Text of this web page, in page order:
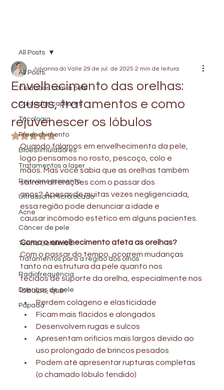
All Posts
Cuidados com a pele
Cuidados capilares
Tricologia
Preenchimento
Bioestimuladores
Tratamentos a laser
Rejuvenescimento
Ultrassom Microfocado
Acne
Câncer de pele
Toxina Botulínica
Tratamentos para a região dos olhos
Radiofrequência
Doenças de pele
Papada
All Posts
Envelhecimento das orelhas:
causas, tratamentos e como
rejuvenescer os lóbulos
Julyanna do Valle 29 de jul. de 2025 2 min de leitura
Avaliado com NaN de 5 estrelas.
Quando falamos em envelhecimento da pele,
logo pensamos no rosto, pescoço, colo e
mãos. Mas você sabia que as orelhas também
sofrem alterações com o passar dos
anos? Apesar de muitas vezes negligenciada,
essa região pode denunciar a idade e
causar incômodo estético em alguns pacientes.
Como o envelhecimento afeta as orelhas?
Com o passar do tempo, ocorrem mudanças
tanto na estrutura da pele quanto nos
tecidos de suporte da orelha, especialmente nos
lóbulos, que:
Perdem colágeno e elasticidade
Ficam mais flácidos e alongados
Desenvolvem rugas e sulcos
Apresentam orifícios mais largos devido ao
uso prolongado de brincos pesados
Podem até apresentar rupturas completas
(o chamado lóbulo fendido)